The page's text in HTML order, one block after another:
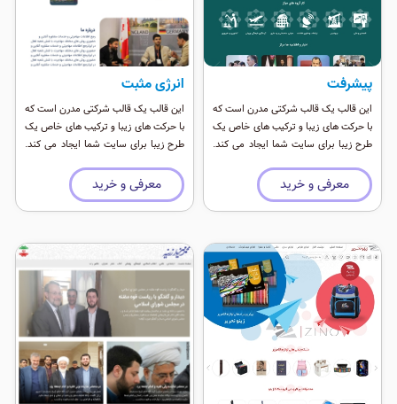
پیشرفت
این قالب یک قالب شرکتی مدرن است که
با حرکت های زیبا و ترکیب های خاص یک
طرح زیبا برای سایت شما ایجاد می کند.
بر روی وردپرس نسخه اخر و جوملا قابل
ارایه می باشد.
معرفی و خرید
انرژی مثبت
این قالب یک قالب شرکتی مدرن است که
با حرکت های زیبا و ترکیب های خاص یک
طرح زیبا برای سایت شما ایجاد می کند.
بر روی وردپرس نسخه اخر و جوملا قابل
ارایه می باشد.
معرفی و خرید